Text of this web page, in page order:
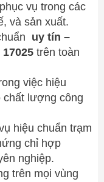
vụ trong các
và sản xuất.
uy tín –
trên toàn
việc hiệu
chất lượng công
hiệu chuẩn trạm
chỉ hợp
nghiệp.
trên mọi vùng